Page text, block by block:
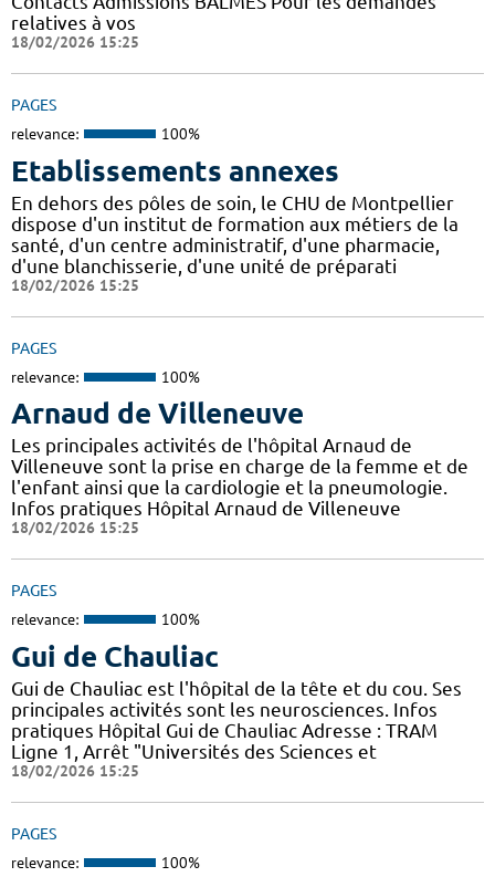
relatives à vos
18/02/2026 15:25
PAGES
relevance: 100%
Etablissements annexes
En dehors des pôles de soin, le CHU de Montpellier
dispose d'un institut de formation aux métiers de la
santé, d'un centre administratif, d'une pharmacie,
d'une blanchisserie, d'une unité de préparati
18/02/2026 15:25
PAGES
relevance: 100%
Arnaud de Villeneuve
Les principales activités de l'hôpital Arnaud de
Villeneuve sont la prise en charge de la femme et de
l'enfant ainsi que la cardiologie et la pneumologie.
Infos pratiques Hôpital Arnaud de Villeneuve
18/02/2026 15:25
PAGES
relevance: 100%
Gui de Chauliac
Gui de Chauliac est l'hôpital de la tête et du cou. Ses
principales activités sont les neurosciences. Infos
pratiques Hôpital Gui de Chauliac Adresse : TRAM
Ligne 1, Arrêt "Universités des Sciences et
18/02/2026 15:25
PAGES
relevance: 100%